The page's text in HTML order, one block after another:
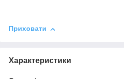
Приховати
Характеристики